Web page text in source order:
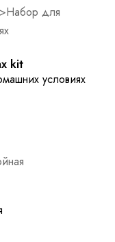
kit
условиях